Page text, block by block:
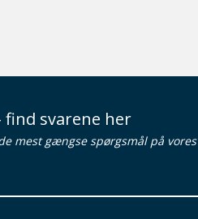
find svarene her
mest gængse spørgsmål på vores